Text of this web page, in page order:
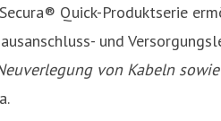
Quick-Produktserie
und
von Kabeln